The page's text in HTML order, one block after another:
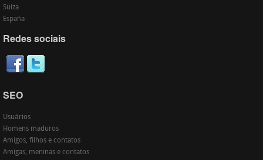
Suiza
España
Redes sociais
SEO
Usuários
Homens maduros
Amigos, filhos e contatos
Amigas, meninas e contatos